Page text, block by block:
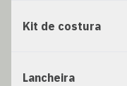
Kit de costura
Lancheira